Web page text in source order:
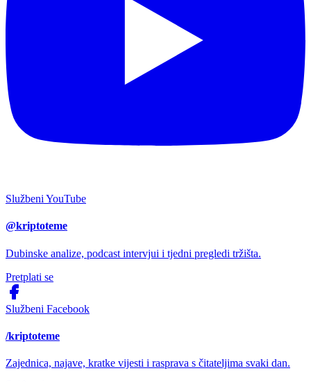
Službeni YouTube
@kriptoteme
Dubinske analize, podcast intervjui i tjedni pregledi tržišta.
Pretplati se
Službeni Facebook
/kriptoteme
Zajednica, najave, kratke vijesti i rasprava s čitateljima svaki dan.